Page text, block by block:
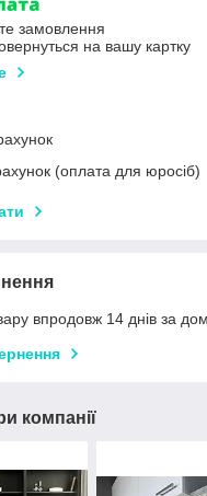
замовлення
на вашу картку
(оплата для юросіб)
впродовж 14 днів за
компанії